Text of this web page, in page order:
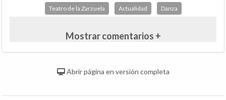
Teatro de la Zarzuela Actualidad Danza
Mostrar comentarios +
Abrir página en versión completa